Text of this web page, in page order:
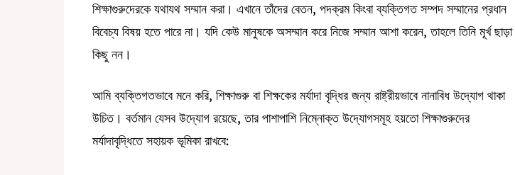
শিক্ষাগুরুদেরকে যথাযথ সম্মান করা। এখানে তাঁদের বেতন, পদক্রম কিংবা ব্যক্তিগত সম্পদ সম্মানের প্রধান
বিবেচ্য বিষয় হতে পারে না। যদি কেউ মানুষকে অসম্মান করে নিজে সম্মান আশা করেন, তাহলে তিনি মূর্খ ছাড়া
কিছু নন।
আমি ব্যক্তিগতভাবে মনে করি, শিক্ষাগুরু বা শিক্ষকের মর্যাদা বৃদ্ধির জন্য রাষ্ট্রীয়ভাবে নানাবিধ উদ্যোগ থাকা
উচিত। বর্তমান যেসব উদ্যোগ রয়েছে, তার পাশাপাশি নিম্নোক্ত উদ্যোগসমূহ হয়তো শিক্ষাগুরুদের
মর্যাদাবৃদ্ধিতে সহায়ক ভূমিকা রাখবে: